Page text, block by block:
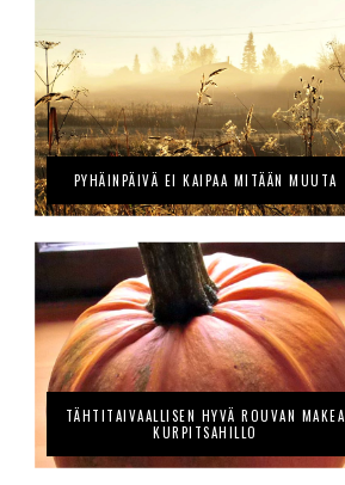
PYHÄINPÄIVÄ EI KAIPAA MITÄÄN MUUTA
TÄHTITAIVAALLISEN HYVÄ ROUVAN MAKEA
KURPITSAHILLO